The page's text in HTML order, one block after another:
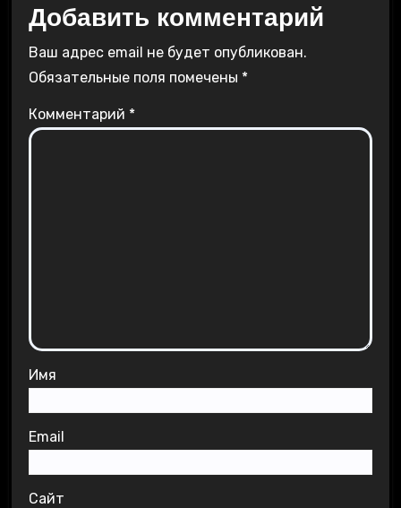
Добавить комментарий
Ваш адрес email не будет опубликован.
Обязательные поля помечены *
Комментарий *
Имя
Email
Сайт